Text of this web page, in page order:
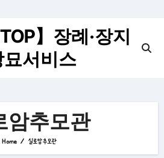
】장례·장지
묘서비스
암추모관
Home 실로암추모관